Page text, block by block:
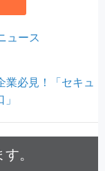
ュース
業必見！「セキュ
。